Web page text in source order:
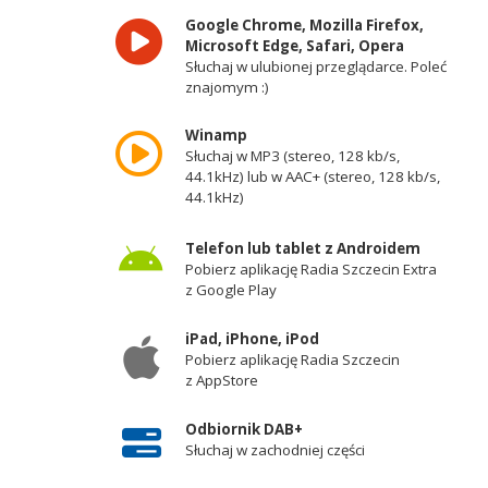
Google Chrome, Mozilla Firefox,
Microsoft Edge, Safari, Opera
Słuchaj w ulubionej przeglądarce. Poleć
znajomym :)
Winamp
Słuchaj w MP3 (stereo, 128 kb/s,
44.1kHz) lub w AAC+ (stereo, 128 kb/s,
44.1kHz)
Telefon lub tablet z Androidem
Pobierz aplikację Radia Szczecin Extra
z Google Play
iPad, iPhone, iPod
Pobierz aplikację Radia Szczecin
z AppStore
Odbiornik DAB+
Słuchaj w zachodniej części